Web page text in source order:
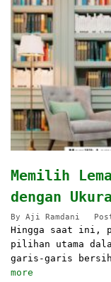
Memilih
dengan
By Aji Ramdani
Hingga saat ini,
pilihan utama
garis-garis
more